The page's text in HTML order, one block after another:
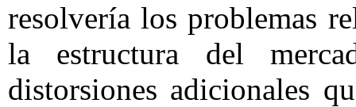
resolvería los problemas
la estructura del
distorsiones adicionales